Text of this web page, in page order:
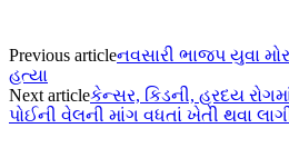
Previous articleનવસારી ભાજપ યુવા
હત્યા
Next articleકેન્સર, કિડની, હ્રદય રોગમાં
પોઈની વેલની માંગ વધતાં ખેતી થવા